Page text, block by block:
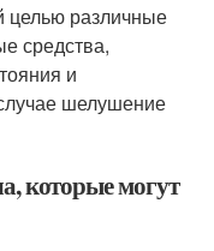
целью различные
средства,
и
шелушение
которые могут